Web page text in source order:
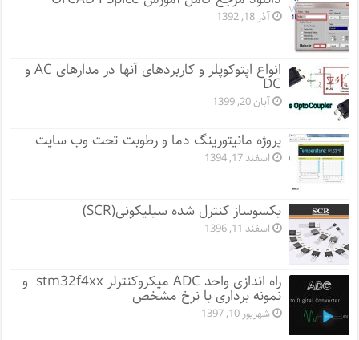
آذر 18, 1392
انواع اپتوکوپلر و کاربردهای آنها در مدارهای AC و
DC
آبان 20, 1399
پروژه مانيتورينگ دما و رطوبت تحت وب سایت
اسفند 17, 1394
یکسوساز کنترل شده سیلیکونی(SCR)
اسفند 11, 1396
راه اندازی واحد ADC میکروکنترلر stm32f4xx و
نمونه برداری با نرخ مشخص
شهریور 10, 1397